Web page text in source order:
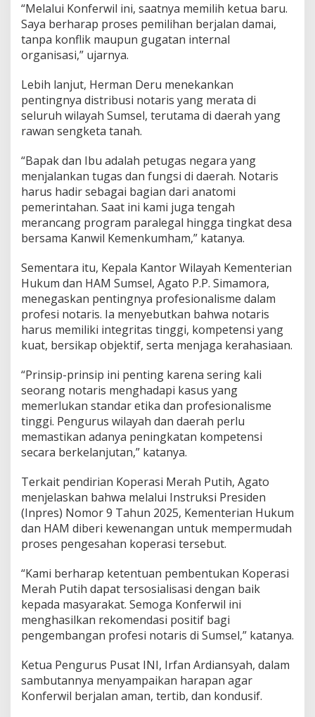
“Melalui Konferwil ini, saatnya memilih ketua baru.
Saya berharap proses pemilihan berjalan damai,
tanpa konflik maupun gugatan internal
organisasi,” ujarnya.
Lebih lanjut, Herman Deru menekankan
pentingnya distribusi notaris yang merata di
seluruh wilayah Sumsel, terutama di daerah yang
rawan sengketa tanah.
“Bapak dan Ibu adalah petugas negara yang
menjalankan tugas dan fungsi di daerah. Notaris
harus hadir sebagai bagian dari anatomi
pemerintahan. Saat ini kami juga tengah
merancang program paralegal hingga tingkat desa
bersama Kanwil Kemenkumham,” katanya.
Sementara itu, Kepala Kantor Wilayah Kementerian
Hukum dan HAM Sumsel, Agato P.P. Simamora,
menegaskan pentingnya profesionalisme dalam
profesi notaris. Ia menyebutkan bahwa notaris
harus memiliki integritas tinggi, kompetensi yang
kuat, bersikap objektif, serta menjaga kerahasiaan.
“Prinsip-prinsip ini penting karena sering kali
seorang notaris menghadapi kasus yang
memerlukan standar etika dan profesionalisme
tinggi. Pengurus wilayah dan daerah perlu
memastikan adanya peningkatan kompetensi
secara berkelanjutan,” katanya.
Terkait pendirian Koperasi Merah Putih, Agato
menjelaskan bahwa melalui Instruksi Presiden
(Inpres) Nomor 9 Tahun 2025, Kementerian Hukum
dan HAM diberi kewenangan untuk mempermudah
proses pengesahan koperasi tersebut.
“Kami berharap ketentuan pembentukan Koperasi
Merah Putih dapat tersosialisasi dengan baik
kepada masyarakat. Semoga Konferwil ini
menghasilkan rekomendasi positif bagi
pengembangan profesi notaris di Sumsel,” katanya.
Ketua Pengurus Pusat INI, Irfan Ardiansyah, dalam
sambutannya menyampaikan harapan agar
Konferwil berjalan aman, tertib, dan kondusif.